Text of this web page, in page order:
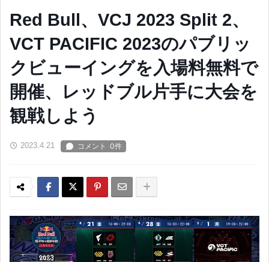
Red Bull、VCJ 2023 Split 2、
VCT PACIFIC 2023のパブリッ
クビューイングを入場料無料で
開催、レッドブル片手に大会を
観戦しよう
2023.4.21